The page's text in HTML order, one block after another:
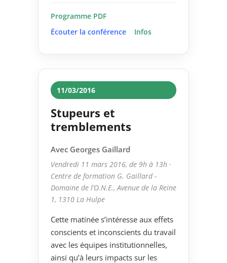
Programme PDF
Écouter la conférence
Infos
11/03/2016
Stupeurs et
tremblements
Avec Georges Gaillard
Vendredi 11 mars 2016, de 9h à 13h ·
Centre de formation G. Gaillard -
Domaine de l’O.N.E., Avenue de la Reine
1, 1310 La Hulpe
Cette matinée s’intéresse aux effets
conscients et inconscients du travail
avec les équipes institutionnelles,
ainsi qu’à leurs impacts sur les